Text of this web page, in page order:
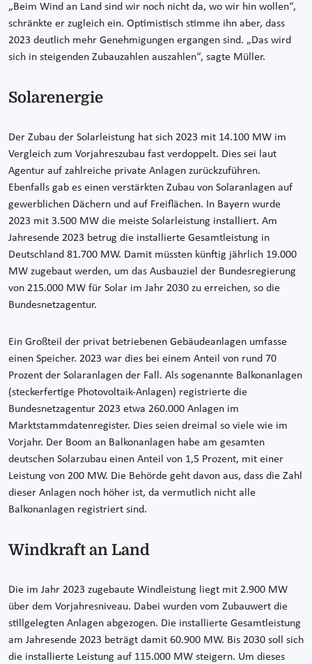
„Beim Wind an Land sind wir noch nicht da, wo wir hin wollen“,
schränkte er zugleich ein. Optimistisch stimme ihn aber, dass
2023 deutlich mehr Genehmigungen ergangen sind. „Das wird
sich in steigenden Zubauzahlen auszahlen“, sagte Müller.
Solarenergie
Der Zubau der Solarleistung hat sich 2023 mit 14.100 MW im
Vergleich zum Vorjahreszubau fast verdoppelt. Dies sei laut
Agentur auf zahlreiche private Anlagen zurückzuführen.
Ebenfalls gab es einen verstärkten Zubau von Solaranlagen auf
gewerblichen Dächern und auf Freiflächen. In Bayern wurde
2023 mit 3.500 MW die meiste Solarleistung installiert. Am
Jahresende 2023 betrug die installierte Gesamtleistung in
Deutschland 81.700 MW. Damit müssten künftig jährlich 19.000
MW zugebaut werden, um das Ausbauziel der Bundesregierung
von 215.000 MW für Solar im Jahr 2030 zu erreichen, so die
Bundesnetzagentur.
Ein Großteil der privat betriebenen Gebäudeanlagen umfasse
einen Speicher. 2023 war dies bei einem Anteil von rund 70
Prozent der Solaranlagen der Fall. Als sogenannte Balkonanlagen
(steckerfertige Photovoltaik-Anlagen) registrierte die
Bundesnetzagentur 2023 etwa 260.000 Anlagen im
Marktstammdatenregister. Dies seien dreimal so viele wie im
Vorjahr. Der Boom an Balkonanlagen habe am gesamten
deutschen Solarzubau einen Anteil von 1,5 Prozent, mit einer
Leistung von 200 MW. Die Behörde geht davon aus, dass die Zahl
dieser Anlagen noch höher ist, da vermutlich nicht alle
Balkonanlagen registriert sind.
Windkraft an Land
Die im Jahr 2023 zugebaute Windleistung liegt mit 2.900 MW
über dem Vorjahresniveau. Dabei wurden vom Zubauwert die
stillgelegten Anlagen abgezogen. Die installierte Gesamtleistung
am Jahresende 2023 beträgt damit 60.900 MW. Bis 2030 soll sich
die installierte Leistung auf 115.000 MW steigern. Um dieses